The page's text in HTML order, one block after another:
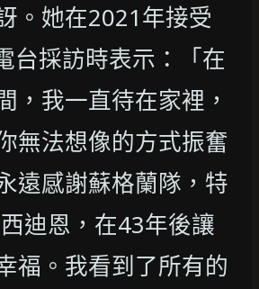
。她在2021年接受
台採訪時表示：「在
，我一直待在家裡，
無法想像的方式振奮
遠感謝蘇格蘭隊，特
迪恩，在43年後讓
福。我看到了所有的